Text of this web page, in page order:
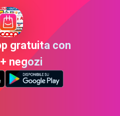
gratuita con
negozi